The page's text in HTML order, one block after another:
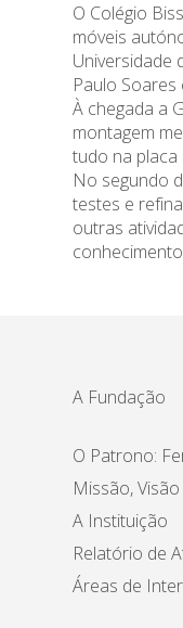
O Colégio
móveis
Universidade
Paulo Soares
À chegada a
montagem
tudo na placa
No segundo
testes e
outras
A Fundação
O Patrono:
Missão,
A Instituição
Relatório de
Áreas de